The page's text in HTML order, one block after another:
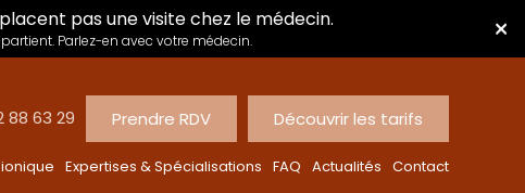
pas une visite chez le médecin.
Parlez-en avec votre médecin. ×
88 63 29 Prendre RDV Découvrir les tarifs
Expertises & Spécialisations FAQ Actualités Contact